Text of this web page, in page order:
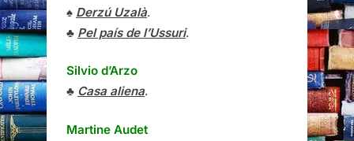
♠ Derzú Uzalà.
♣ Pel país de l’Ussuri.
Silvio d’Arzo
♣ Casa aliena.
Martine Audet